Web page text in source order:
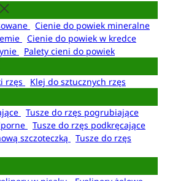
Cienie do powiek mineralne
Cienie do powiek w kredce
Palety cieni do powiek
rzęs
Klej do sztucznych rzęs
Tusze do rzęs pogrubiające
Tusze do rzęs podkręcające
szczoteczką
Tusze do rzęs